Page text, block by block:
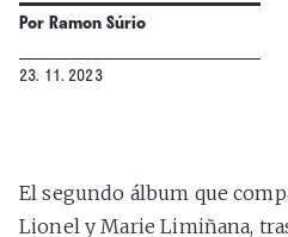
PorRamon Súrio
23. 11. 2023
El segundo álbum que
Lionel y Marie Limiñana,